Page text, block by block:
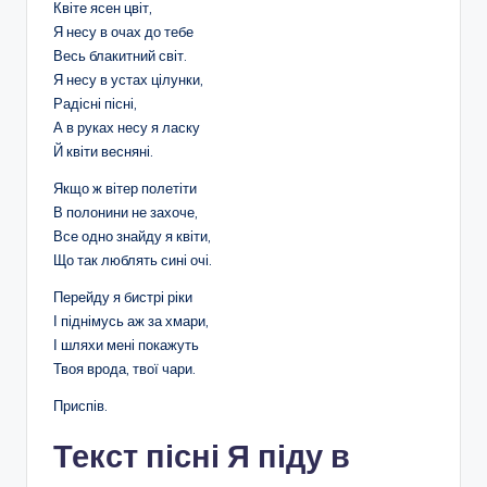
Квіте ясен цвіт,
Я несу в очах до тебе
Весь блакитний світ.
Я несу в устах цілунки,
Радісні пісні,
А в руках несу я ласку
Й квіти весняні.
Якщо ж вітер полетіти
В полонини не захоче,
Все одно знайду я квіти,
Що так люблять сині очі.
Перейду я бистрі ріки
І піднімусь аж за хмари,
І шляхи мені покажуть
Твоя врода, твої чари.
Приспів.
Текст пісні Я піду в